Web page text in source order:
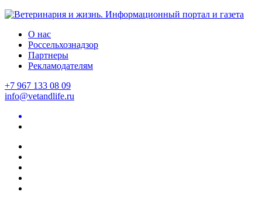
О нас
Россельхознадзор
Партнеры
Рекламодателям
+7 967 133 08 09
info@vetandlife.ru